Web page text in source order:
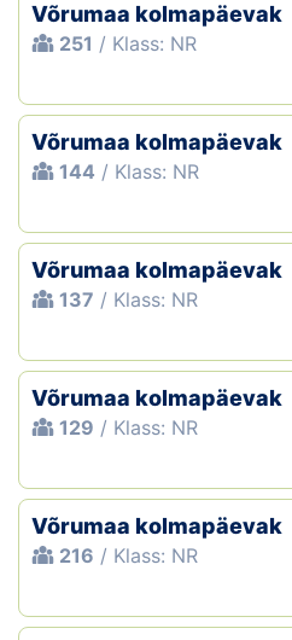
Võrumaa kolmapäevak
251 / Klass: NR
Võrumaa kolmapäevak
144 / Klass: NR
Võrumaa kolmapäevak
137 / Klass: NR
Võrumaa kolmapäevak
129 / Klass: NR
Võrumaa kolmapäevak
216 / Klass: NR